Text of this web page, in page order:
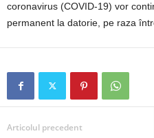
coronavirus (COVID-19) vor
permanent la datorie, pe raza
Articolul precedent